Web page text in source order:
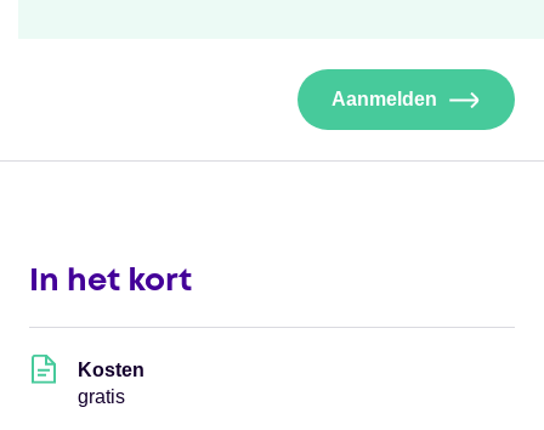
Aanmelden
In het kort
Kosten
gratis